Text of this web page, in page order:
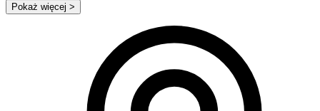
Pokaż więcej >